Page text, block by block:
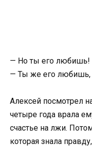
— Но ты его любишь!
— Ты же его любишь,
Алексей посмотрел
четыре года врала
счастье на лжи.
которая знала